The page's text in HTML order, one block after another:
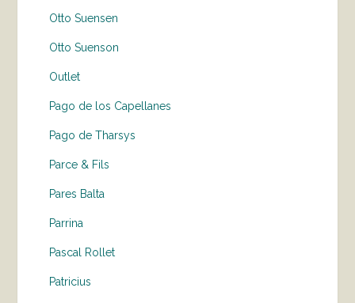
Otto Suensen
Otto Suenson
Outlet
Pago de los Capellanes
Pago de Tharsys
Parce & Fils
Pares Balta
Parrina
Pascal Rollet
Patricius